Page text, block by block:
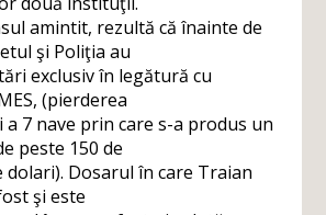
amintit, rezultă că înainte de
şi Poliţia au
exclusiv în legătură cu
(pierderea
7 nave prin care s-a produs un
peste 150 de
dolari). Dosarul în care Traian
şi este